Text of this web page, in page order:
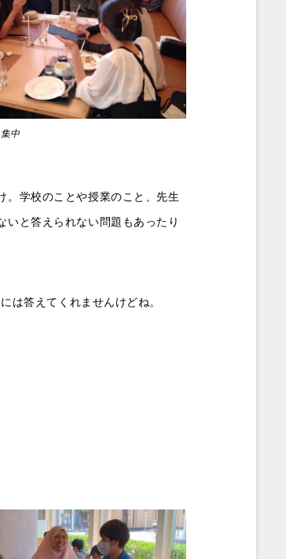
中
。学校のことや授業のこと、先生
いと答えられない問題もあったり
答えてくれませんけどね。